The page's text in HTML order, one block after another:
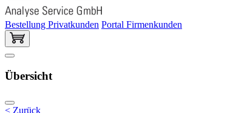
Bestellung Privatkunden Portal Firmenkunden
Übersicht
< Zurück